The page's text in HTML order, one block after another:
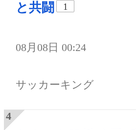
と共闘
1
08月08日 00:24
サッカーキング